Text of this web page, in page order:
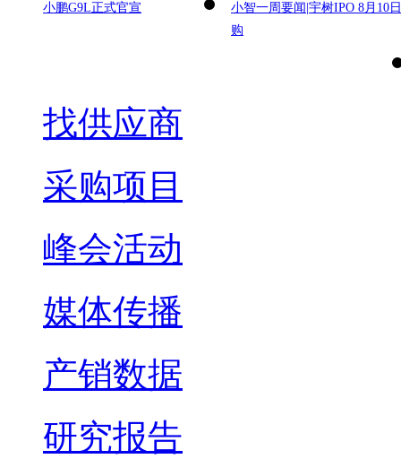
小鹏G9L正式官宣
小智一周要闻|宇树IPO 8月10
购
找供应商
采购项目
峰会活动
媒体传播
产销数据
研究报告